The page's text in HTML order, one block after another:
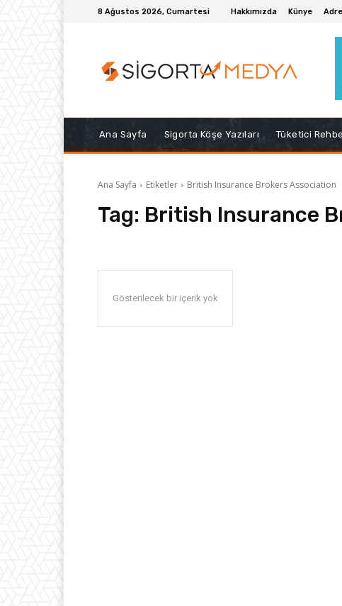
8 Ağustos 2026, Cumartesi Hakkımızda Künye
Ana Sayfa Sigorta Köşe Yazıları Tüketici
Ana Sayfa Etiketler British Insurance Brokers Association
Tag: British Insurance
Gösterilecek bir içerik yok